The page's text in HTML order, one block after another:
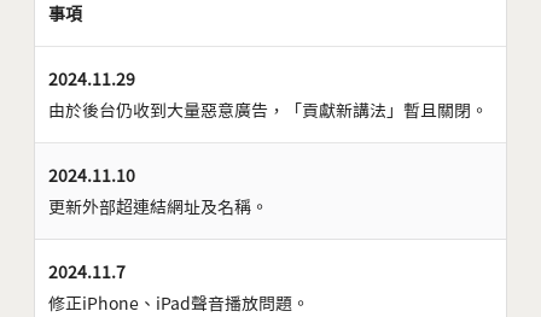
事項
2024.11.29
由於後台仍收到大量惡意廣告，「貢獻新講法」暫且關閉。
2024.11.10
更新外部超連結網址及名稱。
2024.11.7
修正iPhone、iPad聲音播放問題。